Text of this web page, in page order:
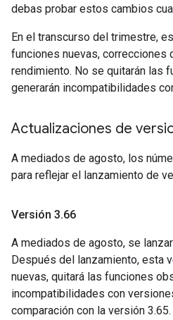
debas probar estos cambios
En el transcurso del trimestre,
funciones nuevas, correcciones
rendimiento. No se quitarán las
generarán incompatibilidades
Actualizaciones de
A mediados de agosto, los
para reflejar el lanzamiento de
Versión 3.66
A mediados de agosto, se
Después del lanzamiento, esta
nuevas, quitará las funciones
incompatibilidades con
comparación con la versión